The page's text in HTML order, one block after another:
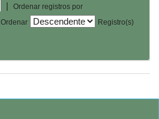
|
Ordenar registros por
Ordenar
Registro(s)